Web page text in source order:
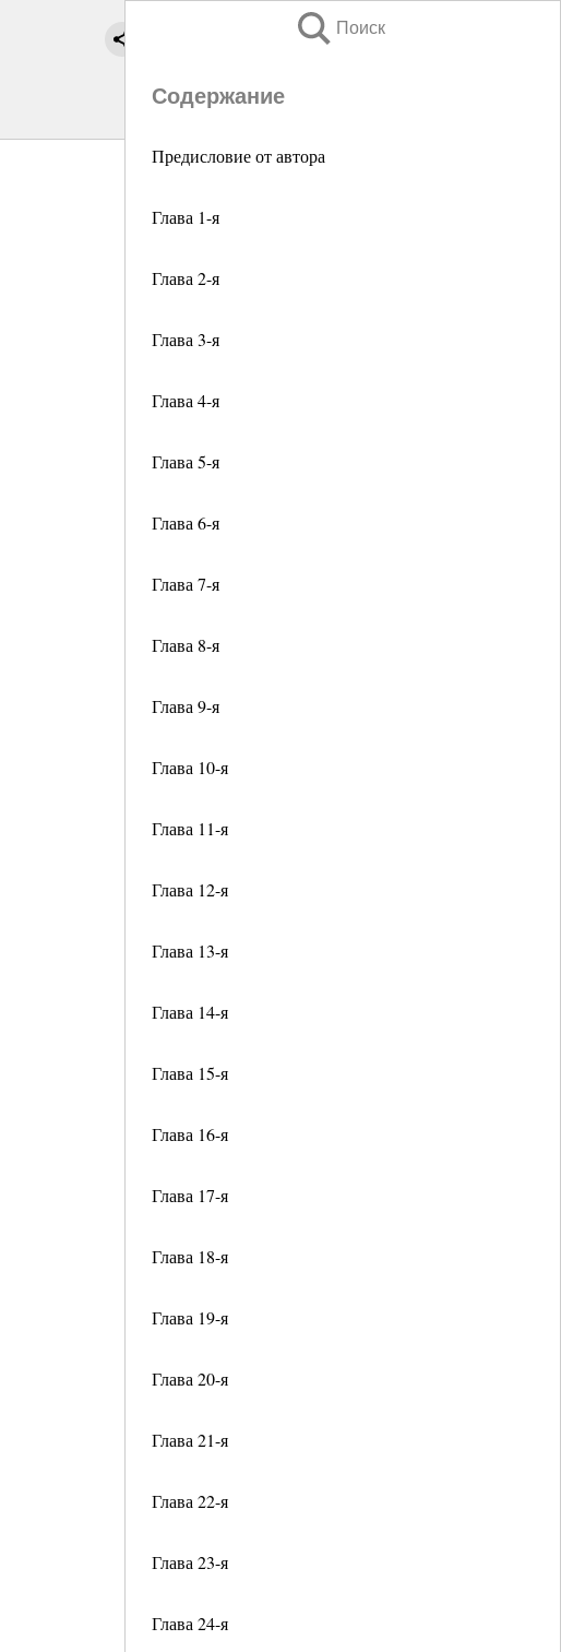
Поиск
Содержание
Предисловие от автора
Глава 1-я
Глава 2-я
Глава 3-я
Глава 4-я
Глава 5-я
Глава 6-я
Глава 7-я
Глава 8-я
Глава 9-я
Глава 10-я
Глава 11-я
Глава 12-я
Глава 13-я
Глава 14-я
Глава 15-я
Глава 16-я
Глава 17-я
Глава 18-я
Глава 19-я
Глава 20-я
Глава 21-я
Глава 22-я
Глава 23-я
Глава 24-я